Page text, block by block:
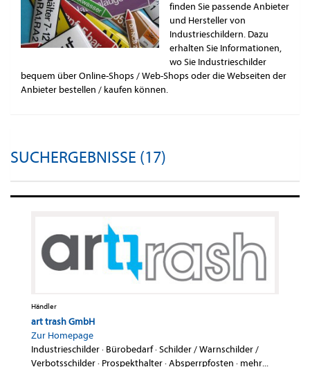
finden Sie passende Anbieter
und Hersteller von
Industrieschildern. Dazu
erhalten Sie Informationen,
wo Sie Industrieschilder
bequem über Online-Shops / Web-Shops oder die Webseiten der
Anbieter bestellen / kaufen können.
SUCHERGEBNISSE (17)
Händler
art trash GmbH
Zur Homepage
Industrieschilder· Bürobedarf·Schilder / Warnschilder /
Verbotsschilder· Prospekthalter·Absperrpfosten · mehr...